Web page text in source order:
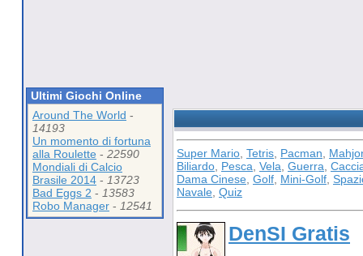
Ultimi Giochi Online
Around The World -
14193
Un momento di fortuna
alla Roulette - 22590
Mondiali di Calcio
Brasile 2014 - 13723
Bad Eggs 2 - 13583
Robo Manager - 12541
Super Mario Tetris Pacman
Biliardo Pesca Vela Guerra
Dama Cinese Golf Mini-Golf
Navale Quiz
DenSI Gratis